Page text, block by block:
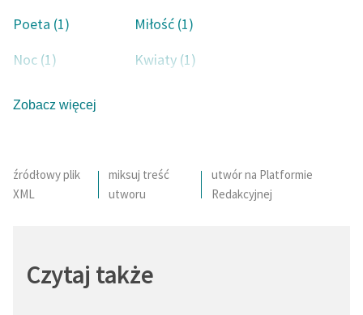
Deklaracja dostępności
Poeta (1)
Miłość (1)
Noc (1)
Kwiaty (1)
Pocałunek (1)
Zobacz więcej
źródłowy plik
XML
miksuj treść
utworu
utwór na Platformie
Redakcyjnej
Czytaj także